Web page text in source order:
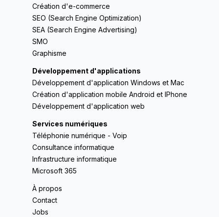
Création d'e-commerce
SEO (Search Engine Optimization)
SEA (Search Engine Advertising)
SMO
Graphisme
Développement d'applications
Développement d'application Windows et Mac
Création d'application mobile Android et IPhone
Développement d'application web
Services numériques
Téléphonie numérique - Voip
Consultance informatique
Infrastructure informatique
Microsoft 365
À propos
Contact
Jobs